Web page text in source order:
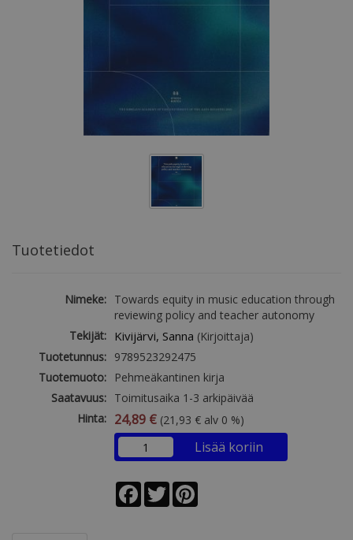
Tuotetiedot
Nimeke: Towards equity in music education through
reviewing policy and teacher autonomy
Tekijät: Kivijärvi, Sanna (Kirjoittaja)
Tuotetunnus: 9789523292475
Tuotemuoto:
Pehmeäkantinen kirja
Saatavuus: Toimitusaika 1-3 arkipäivää
Hinta: 24,89 € (21,93 € alv 0 %)
Lisää koriin
Facebook
Twitter